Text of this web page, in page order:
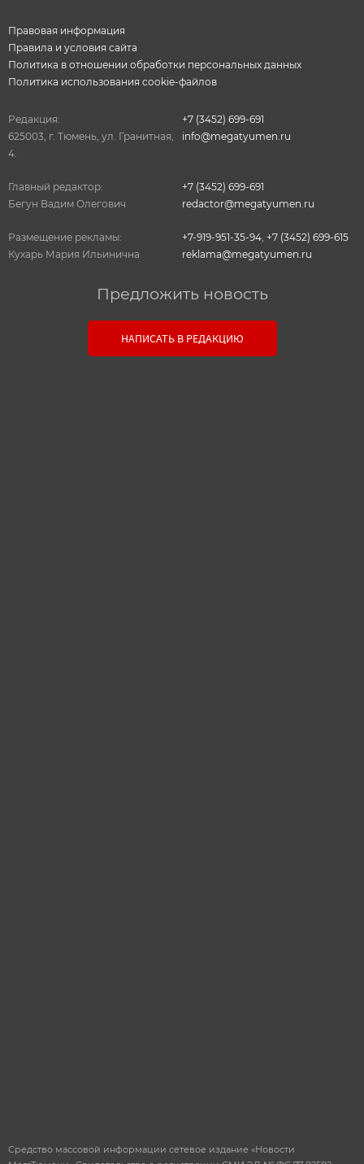
Правовая информация
Правила и условия сайта
Политика в отношении обработки персональных данных
Политика использования cookie-файлов
Редакция:
625003, г. Тюмень, ул. Гранитная,
4.
+7 (3452) 699-691
info@megatyumen.ru
Главный редактор:
Бегун Вадим Олегович
+7 (3452) 699-691
redactor@megatyumen.ru
Размещение рекламы:
Кухарь Мария Ильинична
+7-919-951-35-94 +7 (3452) 699-615
reklama@megatyumen.ru
Предложить новость
НАПИСАТЬ В РЕДАКЦИЮ
Связь с редакцией
Оставьте свои настоящие контактные данные,
Средство массовой информации сетевое издание «Новости